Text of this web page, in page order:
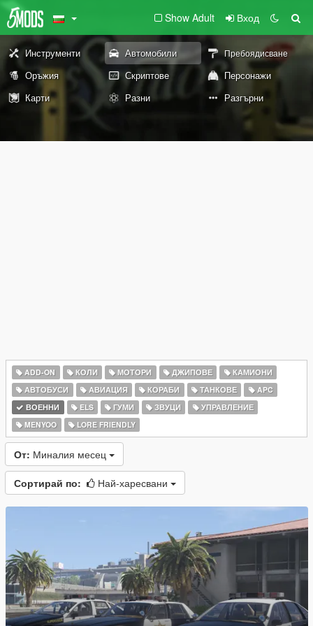
Show Adult Вход
Инструменти Автомобили Пребоядисване
Оръжия Скриптове
Персонажи
Карти
Разни Разгърни
ADD-ON КОЛИ МОТОРИ ДЖИПОВЕ
КАМИОНИ
АВТОБУСИ
АВИАЦИЯ КОРАБИ ТАНКОВЕ
APC
ВОЕННИ
ELS ГУМИ ЗВУЦИ
УПРАВЛЕНИЕ
MENYOO
LORE FRIENDLY
От: Миналия месец
Сортирай по: Най-харесвани